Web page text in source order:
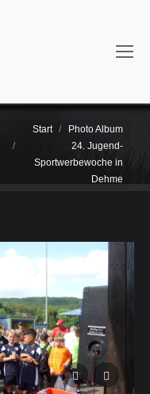
Sie befinden sich hier:
Start
Photo Album
24. Jugend-
Sportwerbewoche in
Dehme